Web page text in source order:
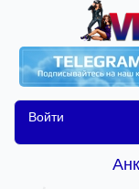
Войти